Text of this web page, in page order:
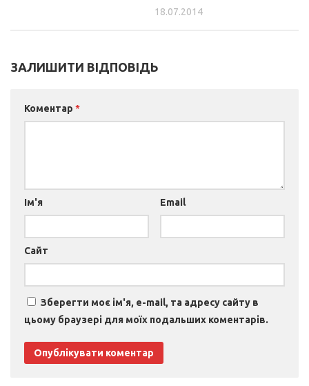
18.07.2014
ЗАЛИШИТИ ВІДПОВІДЬ
Коментар *
Ім'я Email
Сайт
Зберегти моє ім'я, e-mail, та адресу сайту в
цьому браузері для моїх подальших коментарів.